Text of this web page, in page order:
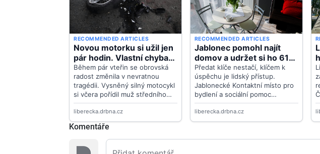
Komentáře